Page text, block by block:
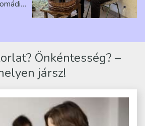
Önkéntesség? –
jársz!